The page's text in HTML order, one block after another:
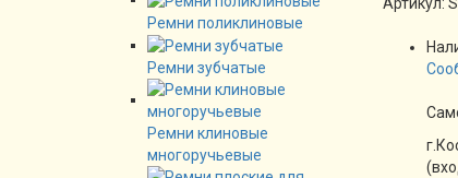
Ремни поликлиновые
Ремни зубчатые
Ремни клиновые
многоручьевые
Артикул: